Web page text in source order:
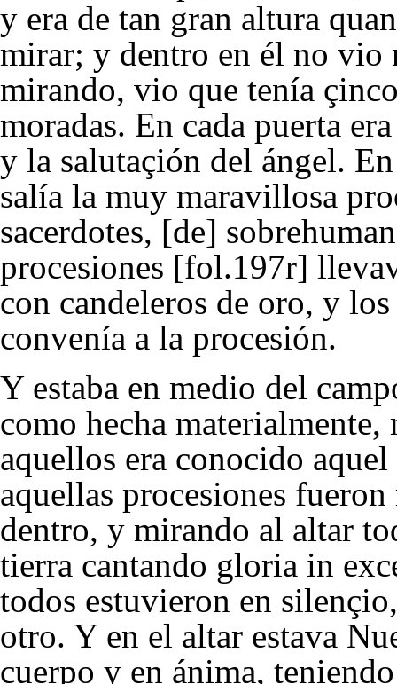
y era de tan gran altura
mirar; y dentro en él no vio
mirando, vio que tenía
moradas. En cada puerta
y la salutaçión del ángel.
salía la muy maravillosa
sacerdotes, [de]
procesiones [fol.197r]
con candeleros de oro, y
convenía a la procesión.
Y estaba en medio del
como hecha
aquellos era conocido
aquellas procesiones
dentro, y mirando al altar
tierra cantando gloria in
todos estuvieron en
otro. Y en el altar estava
cuerpo y en ánima,